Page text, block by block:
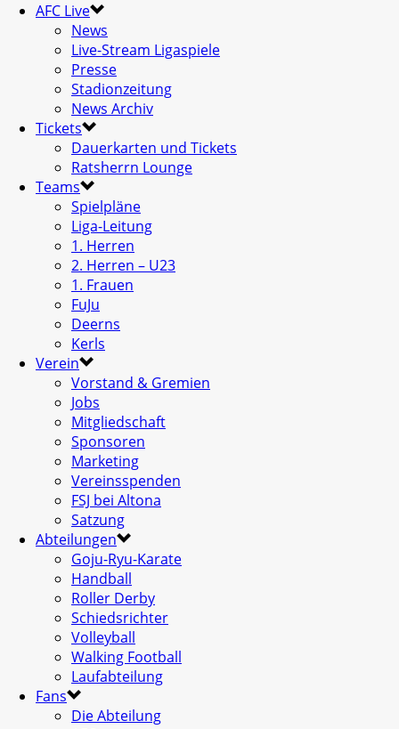
AFC Live
News
Live-Stream Ligaspiele
Presse
Stadionzeitung
News Archiv
Tickets
Dauerkarten und Tickets
Ratsherrn Lounge
Teams
Spielpläne
Liga-Leitung
1. Herren
2. Herren – U23
1. Frauen
FuJu
Deerns
Kerls
Verein
Vorstand & Gremien
Jobs
Mitgliedschaft
Sponsoren
Marketing
Vereinsspenden
FSJ bei Altona
Satzung
Abteilungen
Goju-Ryu-Karate
Handball
Roller Derby
Schiedsrichter
Volleyball
Walking Football
Laufabteilung
Fans
Die Abteilung